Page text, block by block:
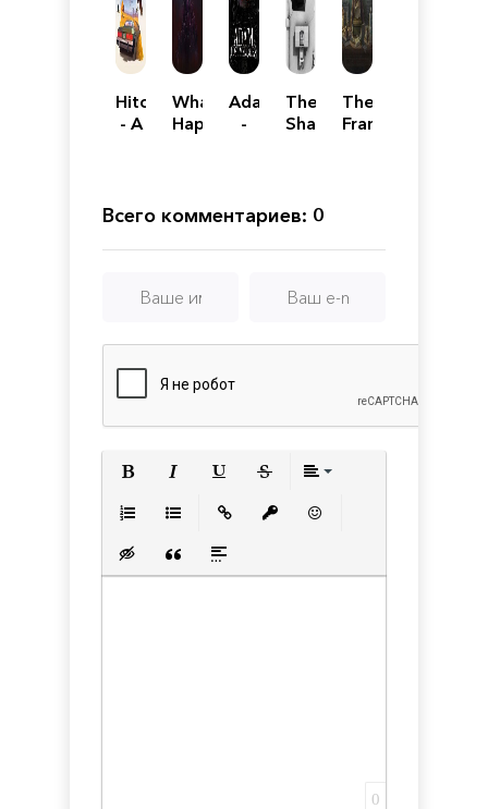
Hitchhiker
- A
What
Happened
Adam
-
The
Shattering
The
Franz
Всего комментариев: 0
Вставка скрытого текста
Вставка цитаты
Вставка спойлера
0